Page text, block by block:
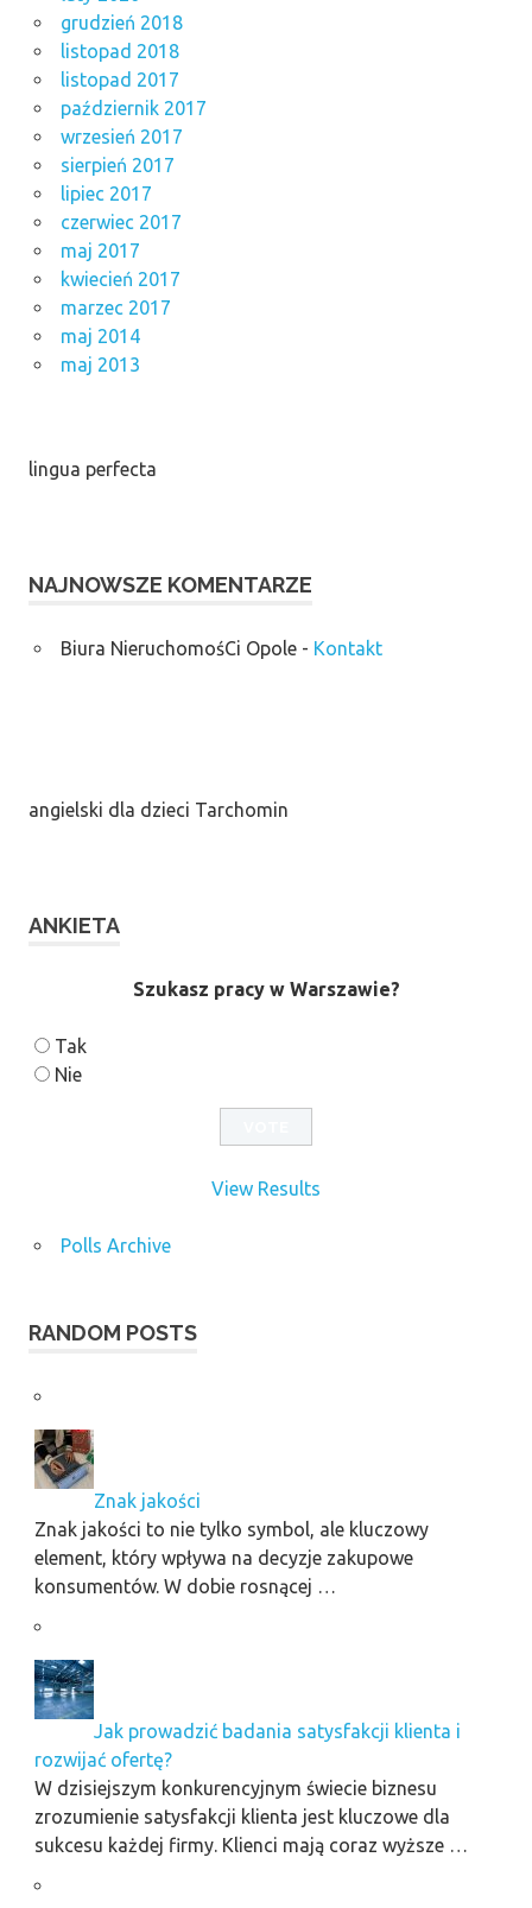
grudzień 2018
listopad 2018
listopad 2017
październik 2017
wrzesień 2017
sierpień 2017
lipiec 2017
czerwiec 2017
maj 2017
kwiecień 2017
marzec 2017
maj 2014
maj 2013
lingua perfecta
NAJNOWSZE KOMENTARZE
Biura NieruchomośCi Opole- Kontakt
angielski dla dzieci Tarchomin
ANKIETA
Szukasz pracy w Warszawie?
Tak
Nie
View Results
Polls Archive
RANDOM POSTS
Znak jakości
Znak jakości to nie tylko symbol, ale kluczowy
element, który wpływa na decyzje zakupowe
konsumentów. W dobie rosnącej …
Jak prowadzić badania satysfakcji klienta i
rozwijać ofertę?
W dzisiejszym konkurencyjnym świecie biznesu
zrozumienie satysfakcji klienta jest kluczowe dla
sukcesu każdej firmy. Klienci mają coraz wyższe …